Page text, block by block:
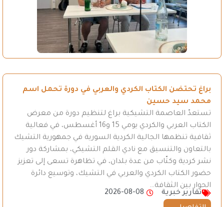
براغ تحتضن الكتاب الكردي والعربي في دورة تحمل اسم
محمد سيد حسين
تستعدّ العاصمة التشيكية براغ لتنظيم دورة من معرض
الكتاب العربي والكردي يومي 15 و16 أغسطس، في فعالية
ثقافية تنظمها الجالية الكردية السورية في جمهورية التشيك
بالتعاون والتنسيق مع نادي القلم التشيكي، بمشاركة دور
نشر كردية وكتّاب من عدة بلدان، في تظاهرة تسعى إلى تعزيز
حضور الكتاب الكردي والعربي في التشيك، وتوسيع دائرة
الحوار بين الثقافة…
تقارير خبرية
2026-08-08